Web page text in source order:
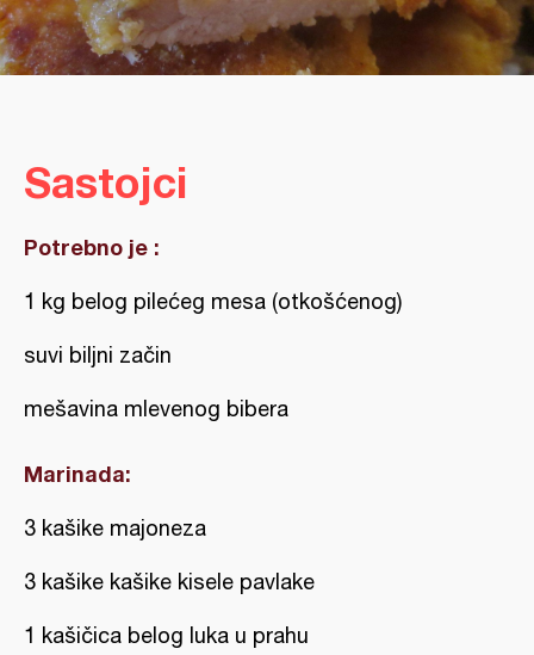
Sastojci
Potrebno je :
1 kg belog pilećeg mesa (otkošćenog)
suvi biljni začin
mešavina mlevenog bibera
Marinada:
3 kašike majoneza
3 kašike kašike kisele pavlake
1 kašičica belog luka u prahu